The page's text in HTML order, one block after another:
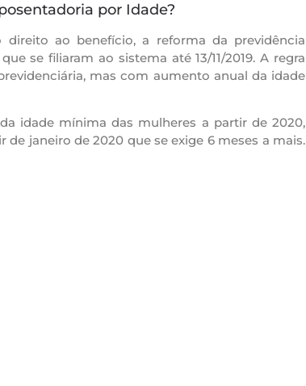
por Idade?
ao benefício, a reforma da previdência
se filiaram ao sistema até 13/11/2019. A regra
mas com aumento anual da idade
idade mínima das mulheres a partir de 2020,
de janeiro de 2020 que se exige 6 meses a mais.